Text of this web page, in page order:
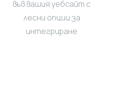
във вашия уебсайт с
лесни опции за
интегриране